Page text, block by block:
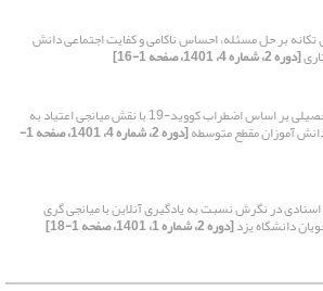
بر حل مسئله، احساس ناکامی و کفایت اجتماعی دانش
[دوره 2، شماره 4، 1401، صفحه 1-16]
مدل یابی اهمال کاری تحصیلی بر اساس اضطراب کووید-19 با نقش میانجی اعتیاد به
آموزان مقطع متوسطه [دوره 2، شماره 4، 1401، صفحه 1-
در نگرش نسبت به یادگیری آنلاین با میانجی گری
دانشگاه یزد[دوره 2، شماره 1، 1401، صفحه 1-18]